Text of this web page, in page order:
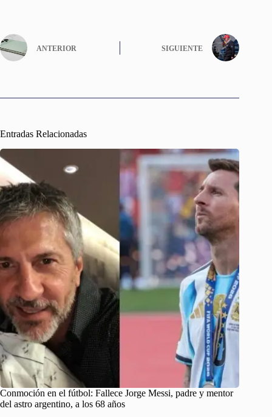
ANTERIOR SIGUIENTE
Entradas Relacionadas
Conmoción en el fútbol: Fallece Jorge Messi, padre y mentor
del astro argentino, a los 68 años